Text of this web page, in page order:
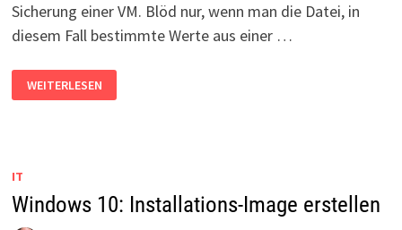
Sicherung einer VM. Blöd nur, wenn man die Datei, in
diesem Fall bestimmte Werte aus einer …
DATEI
AUS
WEITERLESEN
IT
Windows 10: Installations-Image erstellen